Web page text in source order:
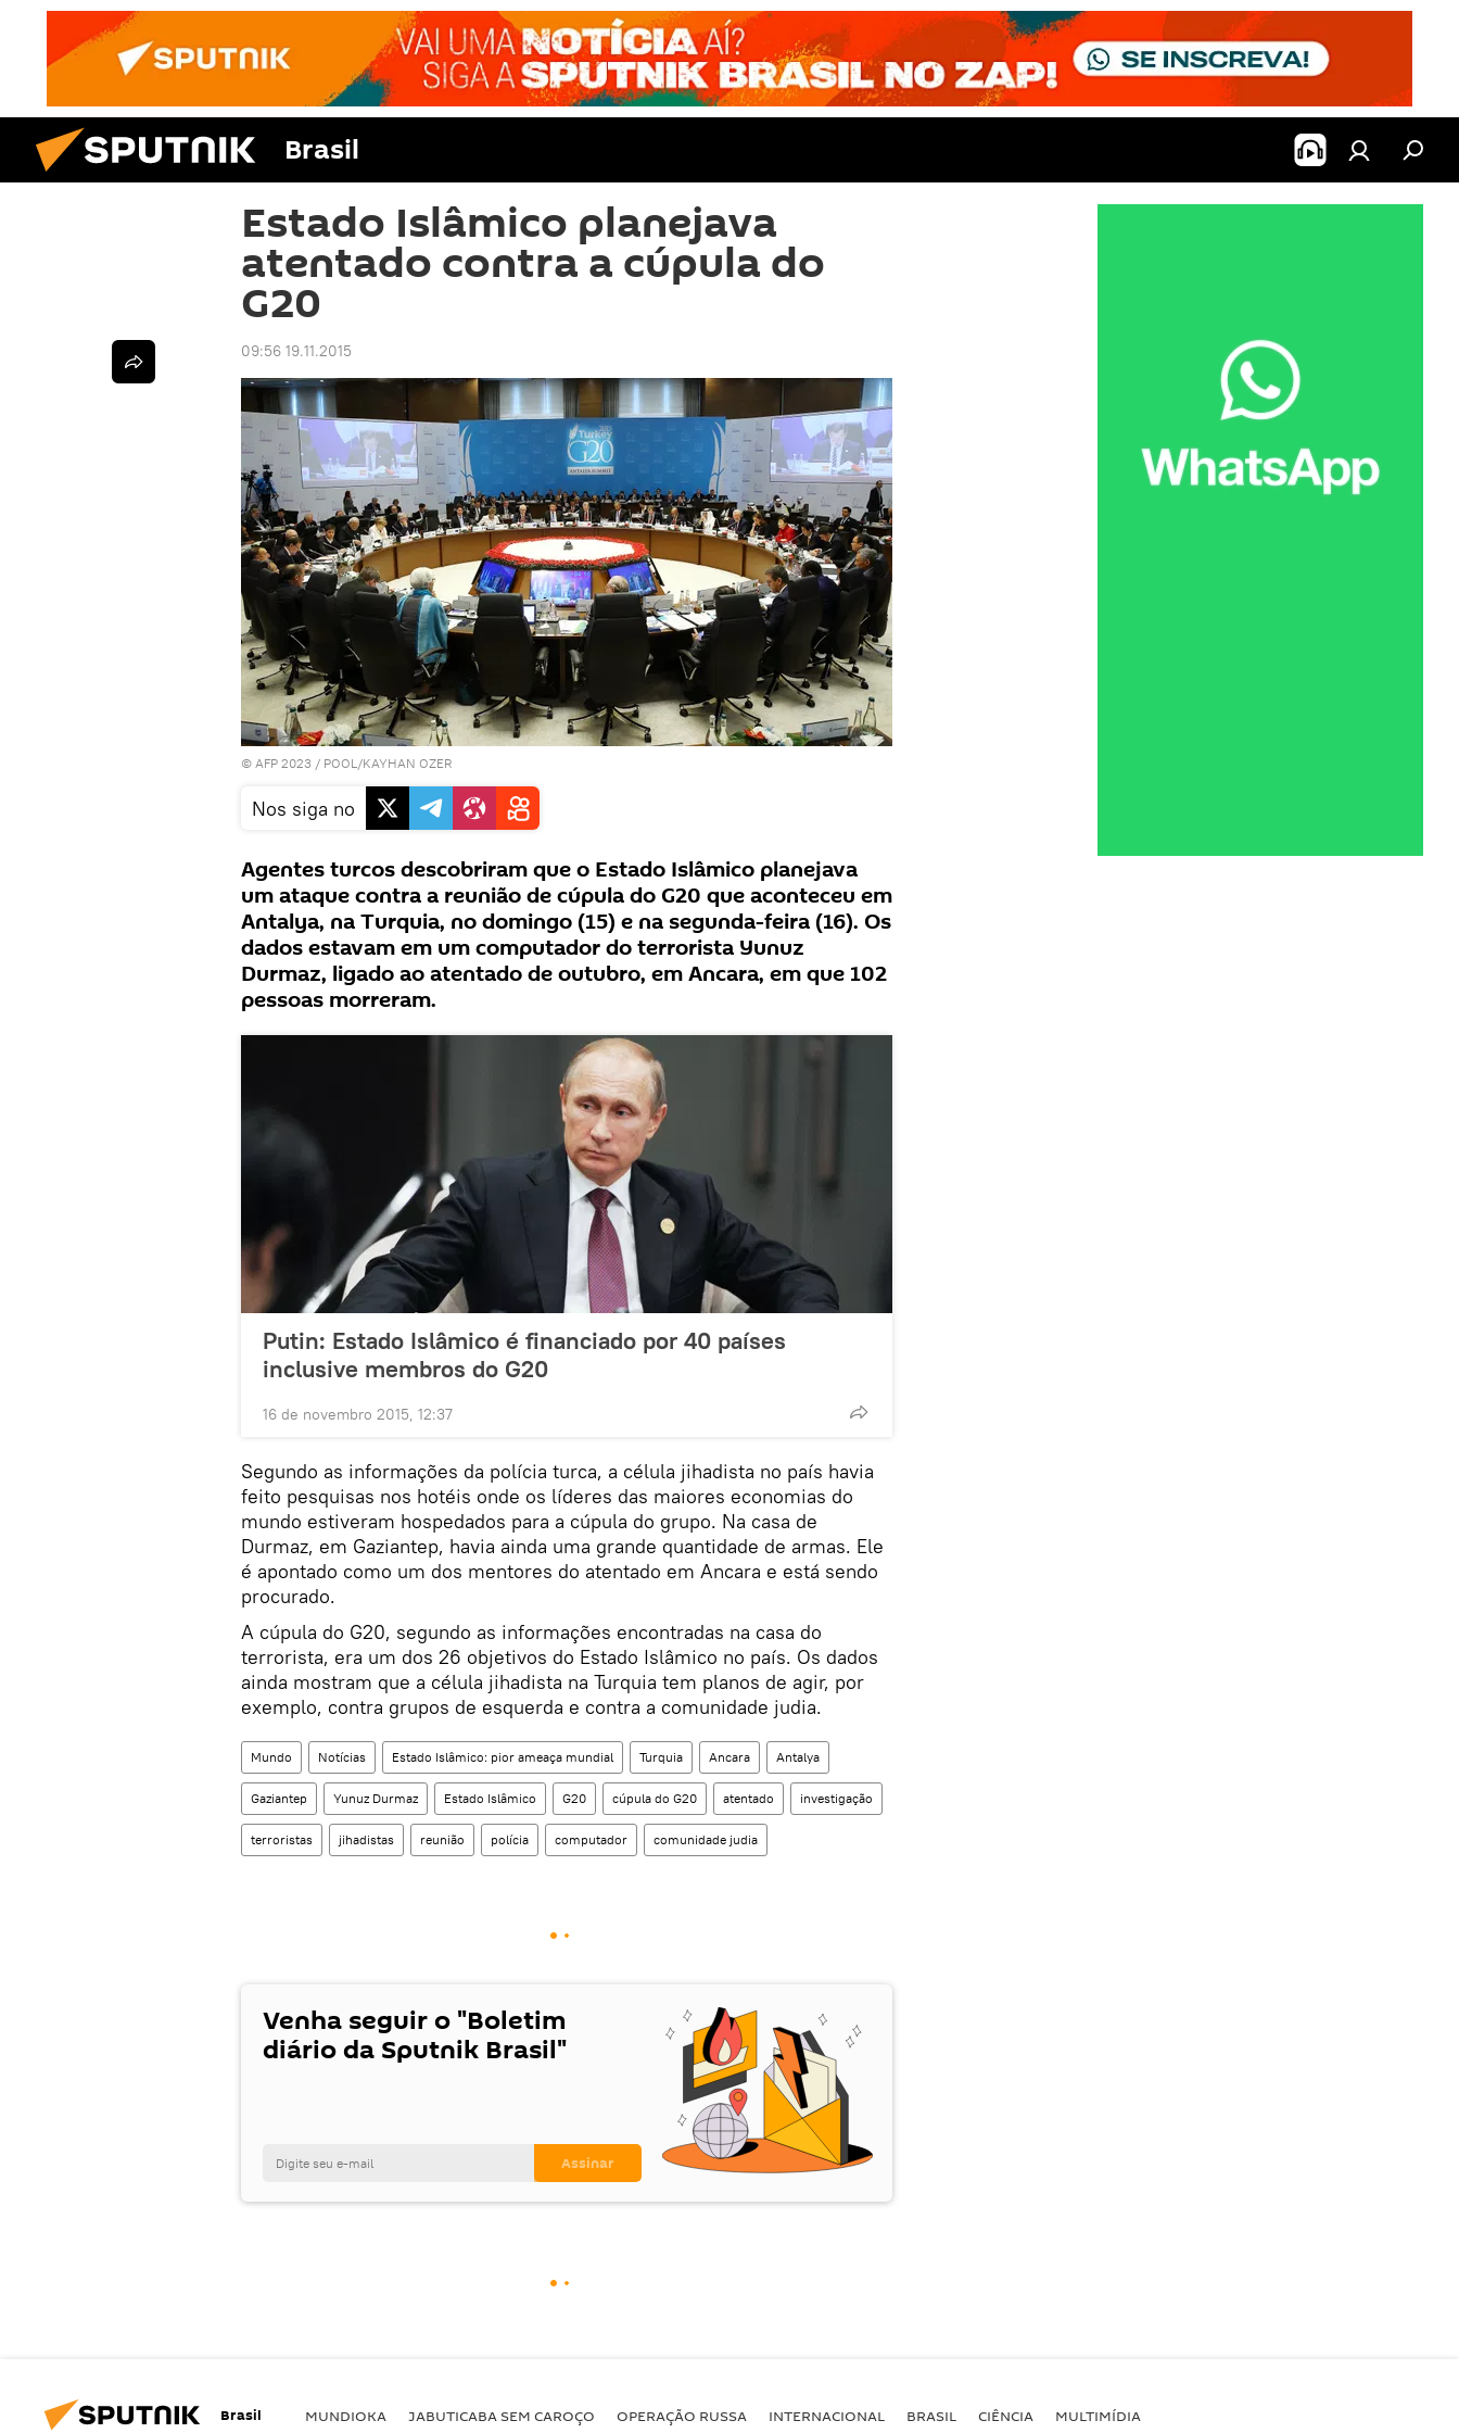
Brasil
Estado Islâmico planejava
atentado contra a cúpula do
G20
09:56 19.11.2015
© AFP 2023 / POOL/KAYHAN OZER
Nos siga no
Agentes turcos descobriram que o Estado Islâmico planejava
um ataque contra a reunião de cúpula do G20 que aconteceu em
Antalya, na Turquia, no domingo (15) e na segunda-feira (16). Os
dados estavam em um computador do terrorista Yunuz
Durmaz, ligado ao atentado de outubro, em Ancara, em que 102
pessoas morreram.
Putin: Estado Islâmico é financiado por 40 países
inclusive membros do G20
16 de novembro 2015, 12:37
Segundo as informações da polícia turca, a célula jihadista no país havia
feito pesquisas nos hotéis onde os líderes das maiores economias do
mundo estiveram hospedados para a cúpula do grupo. Na casa de
Durmaz, em Gaziantep, havia ainda uma grande quantidade de armas. Ele
é apontado como um dos mentores do atentado em Ancara e está sendo
procurado.
A cúpula do G20, segundo as informações encontradas na casa do
terrorista, era um dos 26 objetivos do Estado Islâmico no país. Os dados
ainda mostram que a célula jihadista na Turquia tem planos de agir, por
exemplo, contra grupos de esquerda e contra a comunidade judia.
Mundo Notícias Estado Islâmico: pior ameaça mundial Turquia Ancara Antalya
Gaziantep Yunuz Durmaz Estado Islâmico G20 cúpula do G20 atentado investigação
terroristas jihadistas reunião polícia computador comunidade judia
Venha seguir o "Boletim
diário da Sputnik Brasil"
Brasil MUNDIOKA JABUTICABA SEM CAROÇO OPERAÇÃO RUSSA INTERNACIONAL BRASIL CIÊNCIA MULTIMÍDIA